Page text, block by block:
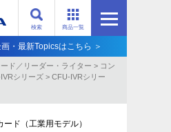
商品一覧
検索
・最新Topicsはこちら ＞
ド／リーダー・ライター > コン
シリーズ > CFU-IVRシリー
ド（工業用モデル）